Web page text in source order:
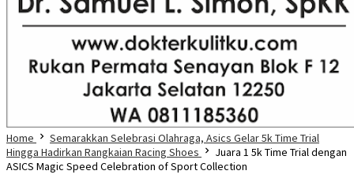
Home
Semarakkan Selebrasi Olahraga, Asics Gelar 5k Time Trial
Hingga Hadirkan Rangkaian Racing Shoes
Juara 1 5k Time Trial dengan
ASICS Magic Speed Celebration of Sport Collection